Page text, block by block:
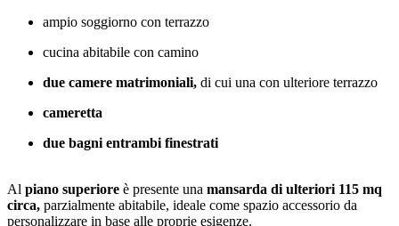
ampio soggiorno con terrazzo
cucina abitabile con camino
due camere matrimoniali, di cui una con ulteriore terrazzo
cameretta
due bagni entrambi finestrati
Al piano superiore è presente una mansarda di ulteriori 115 mq
circa, parzialmente abitabile, ideale come spazio accessorio da
personalizzare in base alle proprie esigenze.